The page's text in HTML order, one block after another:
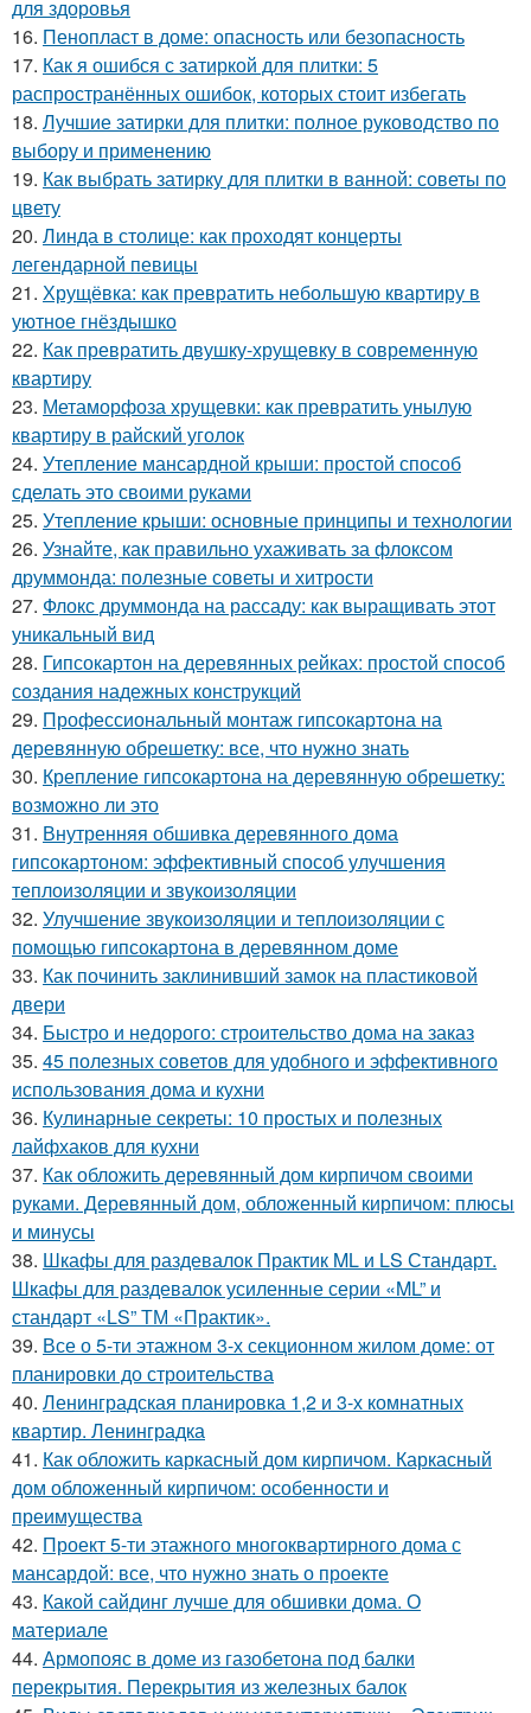
для здоровья
16. Пенопласт в доме: опасность или безопасность
17. Как я ошибся с затиркой для плитки: 5
распространённых ошибок, которых стоит избегать
18. Лучшие затирки для плитки: полное руководство по
выбору и применению
19. Как выбрать затирку для плитки в ванной: советы по
цвету
20. Линда в столице: как проходят концерты
легендарной певицы
21. Хрущёвка: как превратить небольшую квартиру в
уютное гнёздышко
22. Как превратить двушку-хрущевку в современную
квартиру
23. Метаморфоза хрущевки: как превратить унылую
квартиру в райский уголок
24. Утепление мансардной крыши: простой способ
сделать это своими руками
25. Утепление крыши: основные принципы и технологии
26. Узнайте, как правильно ухаживать за флоксом
друммонда: полезные советы и хитрости
27. Флокс друммонда на рассаду: как выращивать этот
уникальный вид
28. Гипсокартон на деревянных рейках: простой способ
создания надежных конструкций
29. Профессиональный монтаж гипсокартона на
деревянную обрешетку: все, что нужно знать
30. Крепление гипсокартона на деревянную обрешетку:
возможно ли это
31. Внутренняя обшивка деревянного дома
гипсокартоном: эффективный способ улучшения
теплоизоляции и звукоизоляции
32. Улучшение звукоизоляции и теплоизоляции с
помощью гипсокартона в деревянном доме
33. Как починить заклинивший замок на пластиковой
двери
34. Быстро и недорого: строительство дома на заказ
35. 45 полезных советов для удобного и эффективного
использования дома и кухни
36. Кулинарные секреты: 10 простых и полезных
лайфхаков для кухни
37. Как обложить деревянный дом кирпичом своими
руками. Деревянный дом, обложенный кирпичом: плюсы
и минусы
38. Шкафы для раздевалок Практик ML и LS Стандарт.
Шкафы для раздевалок усиленные серии «ML” и
стандарт «LS” ТМ «Практик».
39. Все о 5-ти этажном 3-х секционном жилом доме: от
планировки до строительства
40. Ленинградская планировка 1,2 и 3-х комнатных
квартир. Ленинградка
41. Как обложить каркасный дом кирпичом. Каркасный
дом обложенный кирпичом: особенности и
преимущества
42. Проект 5-ти этажного многоквартирного дома с
мансардой: все, что нужно знать о проекте
43. Какой сайдинг лучше для обшивки дома. О
материале
44. Армопояс в доме из газобетона под балки
перекрытия. Перекрытия из железных балок